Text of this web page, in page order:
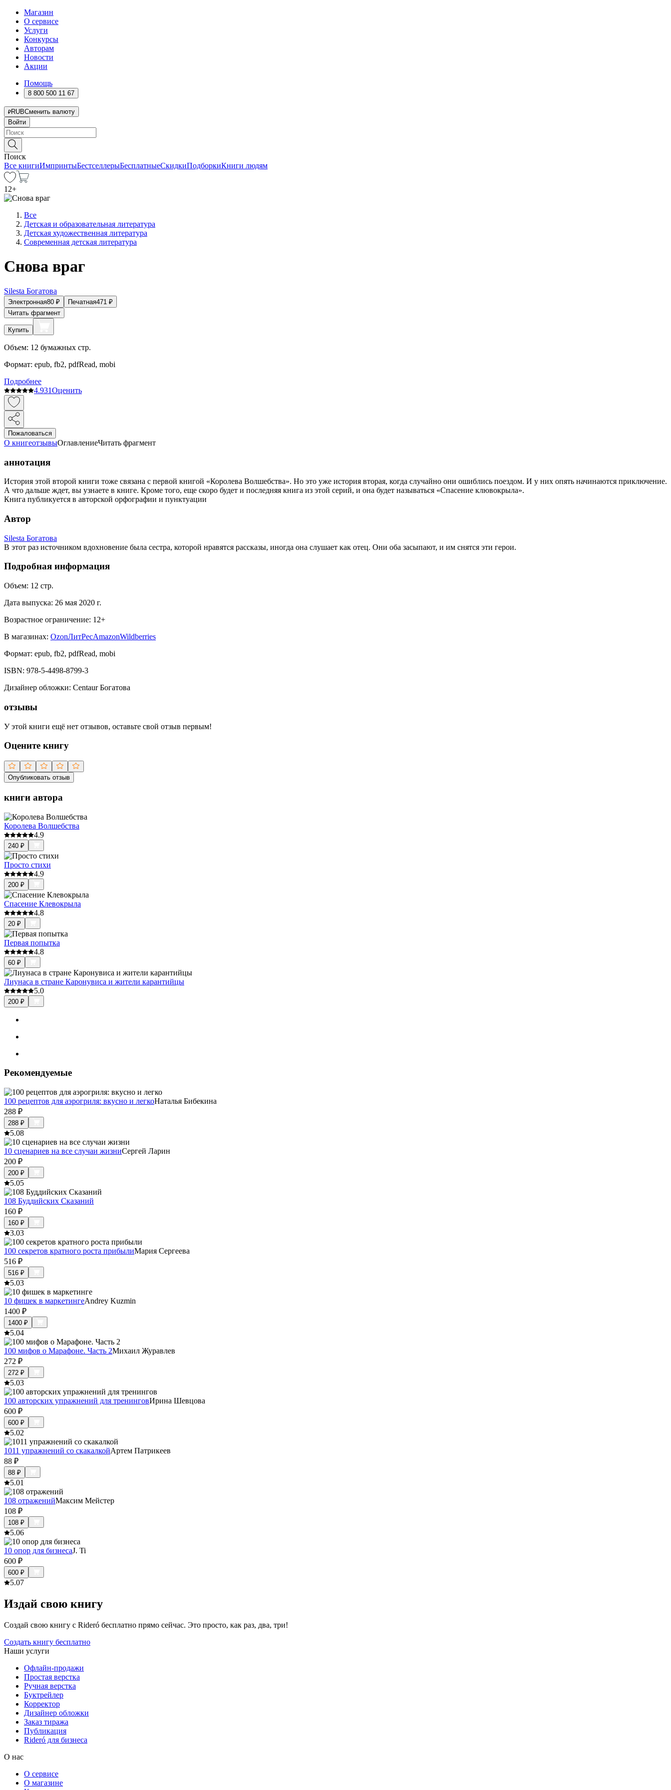
Магазин
О сервисе
Услуги
Конкурсы
Авторам
Новости
Акции
Помощь
8 800 500 11 67
RUBСменить валюту
Войти
Поиск
Все книгиИмпринтыБестселлерыБесплатныеСкидкиПодборкиКниги людям
12+
Все
Детская и образовательная литература
Детская художественная литература
Современная детская литература
Снова враг
Silesta Богатова
Электронная80 ₽ Печатная471 ₽
Читать фрагмент
Купить
Объем: 12 бумажных стр.
Формат: epub, fb2, pdfRead, mobi
Подробнее
4.931Оценить
Пожаловаться
О книгеотзывыОглавлениеЧитать фрагмент
аннотация
История этой второй книги тоже связана с первой книгой «Королева Волшебства». Но это уже история вторая, когда случайно они ошиблись поездом. И у них опять начинаются приключение.
А что дальше ждет, вы узнаете в книге. Кроме того, еще скоро будет и последняя книга из этой серий, и она будет называться «Спасение клювокрыла».
Книга публикуется в авторской орфографии и пунктуации
Автор
Silesta Богатова
В этот раз источником вдохновение была сестра, которой нравятся рассказы, иногда она слушает как отец. Они оба засыпают, и им снятся эти герои.
Подробная информация
Объем: 12 стр.
Дата выпуска: 26 мая 2020 г.
Возрастное ограничение: 12+
В магазинах: OzonЛитРесAmazonWildberries
Формат: epub, fb2, pdfRead, mobi
ISBN: 978-5-4498-8799-3
Дизайнер обложки: Centaur Богатова
отзывы
У этой книги ещё нет отзывов, оставьте свой отзыв первым!
Оцените книгу
Опубликовать отзыв
книги автора
Королева Волшебства
4.9
240 ₽
Просто стихи
4.9
200 ₽
Спасение Клевокрыла
4.8
20 ₽
Первая попытка
4.8
60 ₽
Лиунаса в стране Каронувиса и жители карантийцы
5.0
200 ₽
Рекомендуемые
100 рецептов для аэрогриля: вкусно и легкоНаталья Бибекина
288 ₽
288 ₽
5.08
10 сценариев на все случаи жизниСергей Ларин
200 ₽
200 ₽
5.05
108 Буддийских Сказаний
160 ₽
160 ₽
3.03
100 секретов кратного роста прибылиМария Сергеева
516 ₽
516 ₽
5.03
10 фишек в маркетингеAndrey Kuzmin
1400 ₽
1400 ₽
5.04
100 мифов о Марафоне. Часть 2Михаил Журавлев
272 ₽
272 ₽
5.03
100 авторских упражнений для тренинговИрина Шевцова
600 ₽
600 ₽
5.02
1011 упражнений со скакалкойАртем Патрикеев
88 ₽
88 ₽
5.01
108 отраженийМаксим Мейстер
108 ₽
108 ₽
5.06
10 опор для бизнесаJ. Ti
600 ₽
600 ₽
5.07
Издай свою книгу
Создай свою книгу с Rideró бесплатно прямо сейчас. Это просто, как раз, два, три!
Создать книгу бесплатно
Наши услуги
Офлайн-продажи
Простая верстка
Ручная верстка
Буктрейлер
Корректор
Дизайнер обложки
Заказ тиража
Публикация
Rideró для бизнеса
О нас
О сервисе
О магазине